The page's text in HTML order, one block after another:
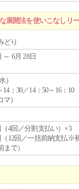
開法を使いこなしリ
どり
～ 6月 28日
）
14：30／14：50～16：10
マ）
（4回／分割支払い）×3
（12回／一括前納支払※
まで）